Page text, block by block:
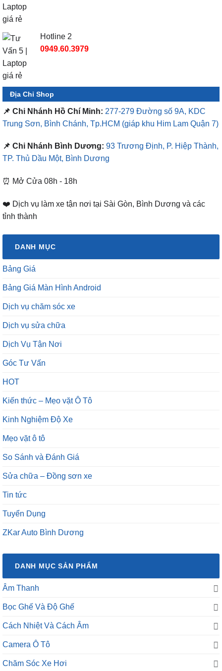
Hotline 2
0949.60.3979
Địa Chỉ Shop
📌 Chi Nhánh Hồ Chí Minh: 277-279 Đường số 9A, KDC
Trung Sơn, Bình Chánh, Tp.HCM (giáp khu Him Lam Quận 7)
📌 Chi Nhánh Bình Dương: 93 Trương Định, P. Hiệp Thành,
TP. Thủ Dầu Một, Bình Dương
⏰ Mở Cửa 08h - 18h
❤️ Dịch vụ làm xe tận nơi tại Sài Gòn, Bình Dương và các
tỉnh thành
DANH MỤC
Bảng Giá
Bảng Giá Màn Hình Android
Dịch vụ chăm sóc xe
Dịch vụ sửa chữa
Dịch Vụ Tận Nơi
Góc Tư Vấn
HOT
Kiến thức – Mẹo vặt Ô Tô
Kinh Nghiệm Độ Xe
Mẹo vặt ô tô
So Sánh và Đánh Giá
Sửa chữa – Đồng sơn xe
Tin tức
Tuyển Dụng
ZKar Auto Bình Dương
DANH MỤC SẢN PHẨM
Âm Thanh
Bọc Ghế Và Độ Ghế
Cách Nhiệt Và Cách Âm
Camera Ô Tô
Chăm Sóc Xe Hơi